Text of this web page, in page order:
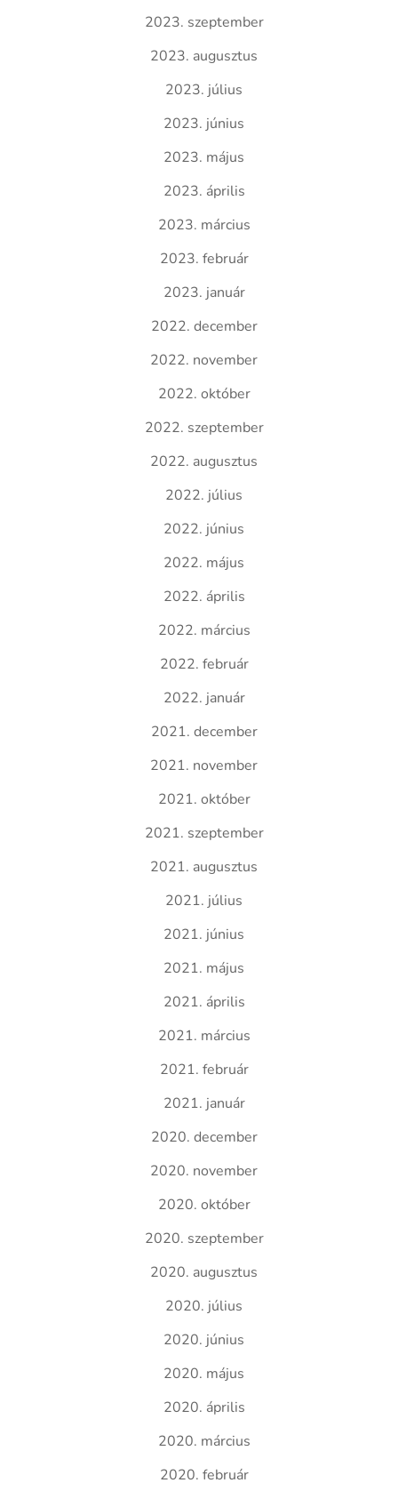
2023. szeptember
2023. augusztus
2023. július
2023. június
2023. május
2023. április
2023. március
2023. február
2023. január
2022. december
2022. november
2022. október
2022. szeptember
2022. augusztus
2022. július
2022. június
2022. május
2022. április
2022. március
2022. február
2022. január
2021. december
2021. november
2021. október
2021. szeptember
2021. augusztus
2021. július
2021. június
2021. május
2021. április
2021. március
2021. február
2021. január
2020. december
2020. november
2020. október
2020. szeptember
2020. augusztus
2020. július
2020. június
2020. május
2020. április
2020. március
2020. február